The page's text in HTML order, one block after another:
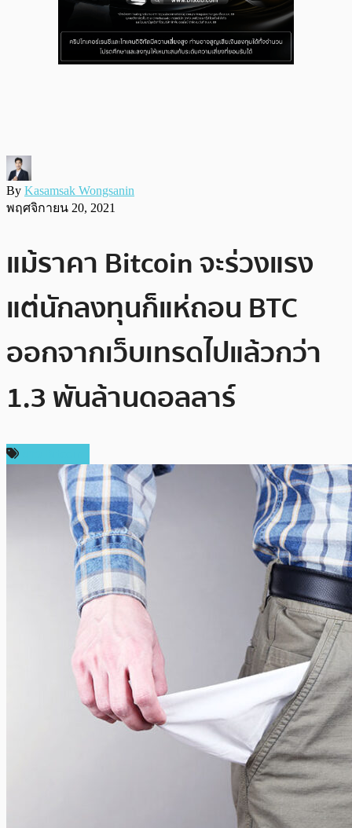
By Kasamsak Wongsanin
พฤศจิกายน 20, 2021
แม้ราคา Bitcoin จะร่วงแรง
แต่นักลงทุนก็แห่ถอน BTC
ออกจากเว็บเทรดไปแล้วกว่า
1.3 พันล้านดอลลาร์